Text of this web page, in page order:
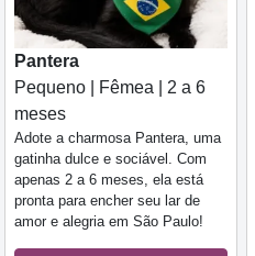
Pantera
Pequeno | Fêmea | 2 a 6
meses
Adote a charmosa Pantera, uma
gatinha dulce e sociável. Com
apenas 2 a 6 meses, ela está
pronta para encher seu lar de
amor e alegria em São Paulo!